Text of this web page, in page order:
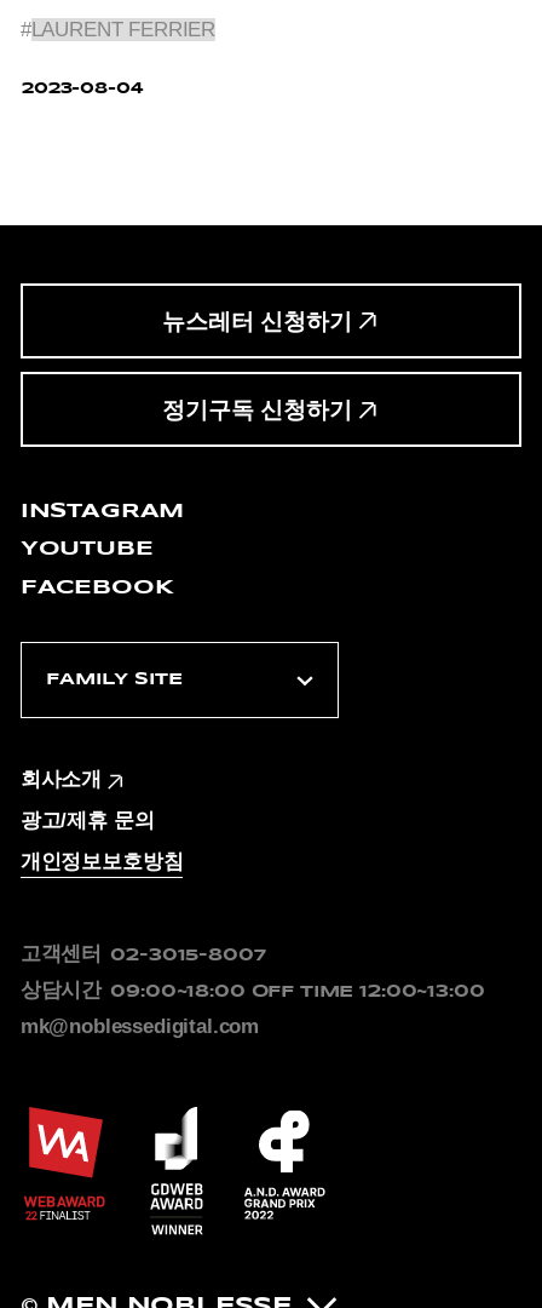
가지 트렌드.
#LAURENT FERRIER
2023-08-04
뉴스레터 신청하기
정기구독 신청하기
INSTAGRAM
YOUTUBE
FACEBOOK
회사소개
광고/제휴 문의
개인정보보호방침
고객센터 02-3015-8007
상담시간 09:00~18:00 OFF TIME 12:00~13:00
mk@noblessedigital.com